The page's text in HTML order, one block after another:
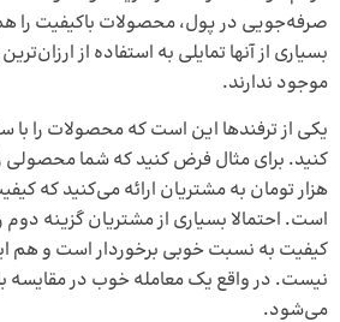
صرفه‌جویی در پول، محصولات باکیفیت را
بسیاری از آنها تمایلی به استفاده از
موجود ندارند.
یکی از ترفندها این است که محصولات را با
هزار تومان به مشتریان ارائه می‌کنید که
است. احتمالا بسیاری از مشتریان گزینه دوم
کیفیت به نسبت خوبی برخوردار است و هم
نیست. در واقع یک معامله خوب در مقایسه
می‌شود.